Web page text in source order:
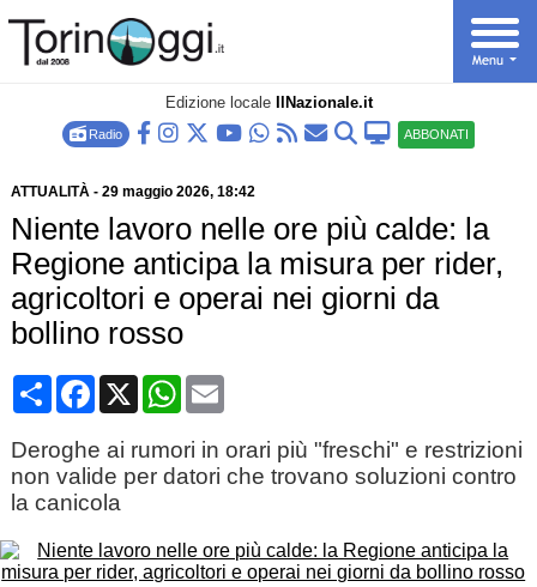
Edizione locale IlNazionale.it
Radio ABBONATI
ATTUALITÀ- 29 maggio 2026, 18:42
Niente lavoro nelle ore più calde: la
Regione anticipa la misura per rider,
agricoltori e operai nei giorni da
bollino rosso
CondividiFacebook
X WhatsApp
Email
Deroghe ai rumori in orari più "freschi" e restrizioni
non valide per datori che trovano soluzioni contro
la canicola